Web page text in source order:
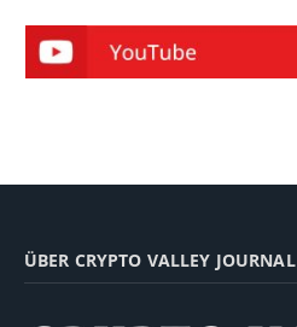
ÜBER CRYPTO VALLEY JOURNAL